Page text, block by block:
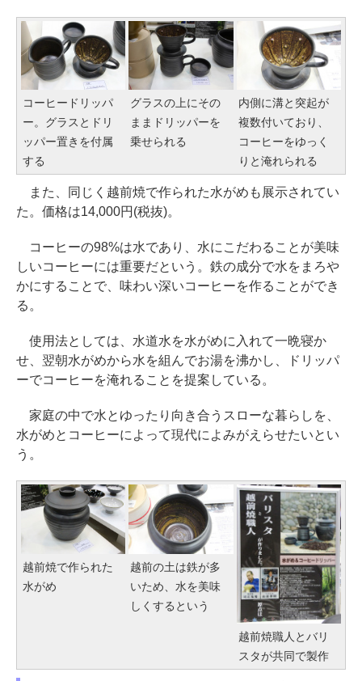
コーヒードリッパ
ー。グラスとドリ
ッパー置きを付属
する
グラスの上にその
ままドリッパーを
乗せられる
内側に溝と突起が
複数付いており、
コーヒーをゆっく
りと淹れられる
また、同じく越前焼で作られた水がめも展示されてい
た。価格は14,000円(税抜)。
コーヒーの98%は水であり、水にこだわることが美味
しいコーヒーには重要だという。鉄の成分で水をまろや
かにすることで、味わい深いコーヒーを作ることができ
る。
使用法としては、水道水を水がめに入れて一晩寝か
せ、翌朝水がめから水を組んでお湯を沸かし、ドリッパ
ーでコーヒーを淹れることを提案している。
家庭の中で水とゆったり向き合うスローな暮らしを、
水がめとコーヒーによって現代によみがえらせたいとい
う。
越前焼で作られた
水がめ
越前の土は鉄が多
いため、水を美味
しくするという
越前焼職人とバリ
スタが共同で製作